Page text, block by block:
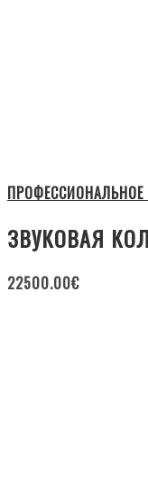
ЗВУКОВАЯ
22500.00€